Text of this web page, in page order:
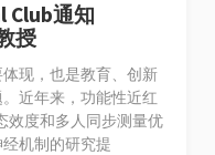
Club通知
授
现，也是教育、创新
近年来，功能性近红
效度和多人同步测量优
机制的研究提